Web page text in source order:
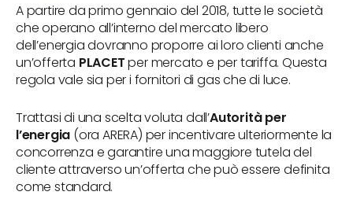
A partire da primo gennaio del 2018, tutte le società
che operano all’interno del mercato libero
dell’energia dovranno proporre ai loro clienti anche
un’offerta PLACETper mercato e per tariffa. Questa
regola vale sia per i fornitori di gas che di luce.
Trattasi di una scelta voluta dall’Autorità per
l’energia (ora ARERA) per incentivare ulteriormente la
concorrenza e garantire una maggiore tutela del
cliente attraverso un’offerta che può essere definita
come standard.